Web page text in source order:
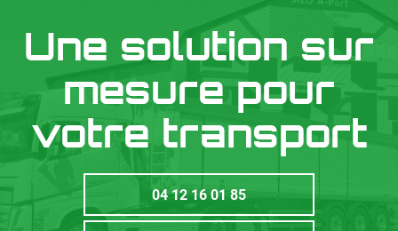
Une solution sur
mesure pour
votre transport
04 12 16 01 85